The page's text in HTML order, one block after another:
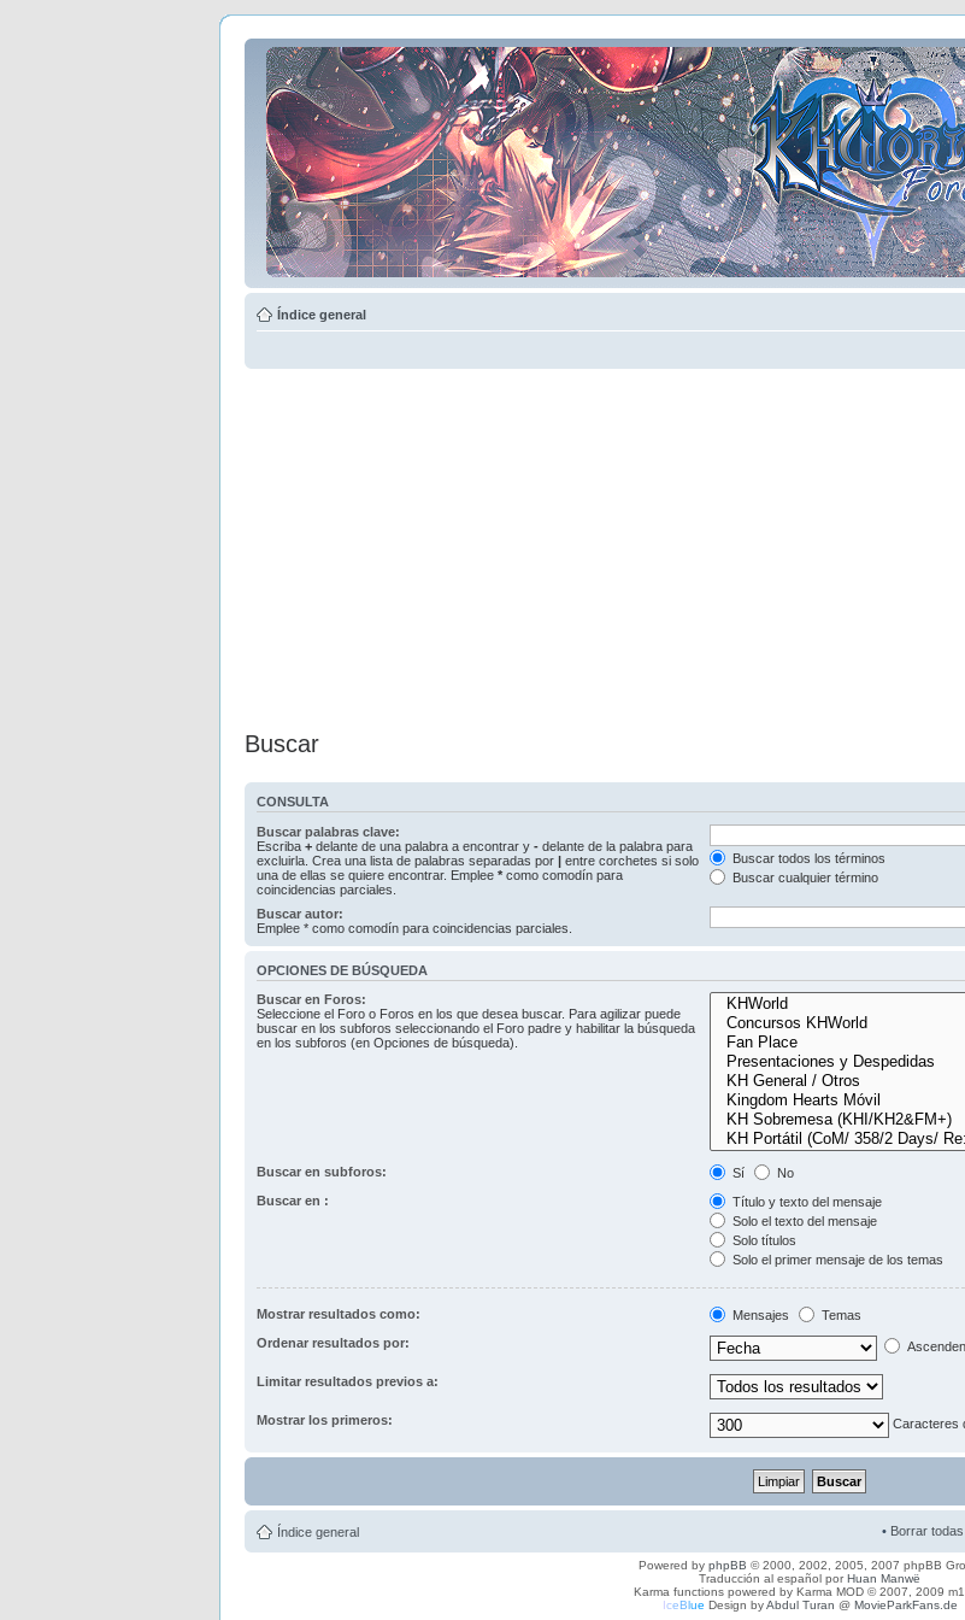
Índice general
Buscar
CONSULTA
Buscar palabras clave:
Escriba + delante de una palabra a encontrar y - delante de la palabra para
excluirla. Crea una lista de palabras separadas por | entre corchetes si solo
una de ellas se quiere encontrar. Emplee * como comodín para
coincidencias parciales.
Buscar todos los términos
Buscar cualquier término
Buscar autor:
Emplee * como comodín para coincidencias parciales.
OPCIONES DE BÚSQUEDA
Buscar en Foros:
Seleccione el Foro o Foros en los que desea buscar. Para agilizar puede
buscar en los subforos seleccionando el Foro padre y habilitar la búsqueda
en los subforos (en Opciones de búsqueda).
Buscar en subforos: Sí
No
Buscar en :
Título y texto del mensaje
Solo el texto del mensaje
Solo títulos
Solo el primer mensaje de los temas
Mostrar resultados como: Mensajes
Temas
Ordenar resultados por:
Limitar resultados previos a:
Mostrar los primeros: Caracteres
Índice general • Borrar
Powered by phpBB © 2000, 2002, 2005, 2007 phpBB
Traducción al español porHuan Manwë
Karma functions powered by Karma MOD © 2007, 2009
IceBlue Design byAbdul Turan @ MovieParkFans.de